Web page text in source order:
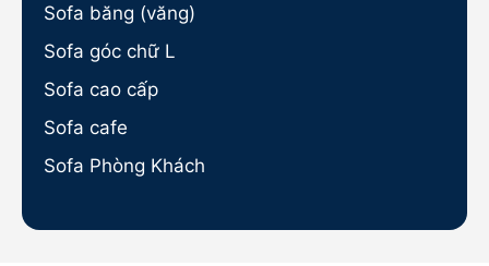
Sofa băng (văng)
Sofa góc chữ L
Sofa cao cấp
Sofa cafe
Sofa Phòng Khách